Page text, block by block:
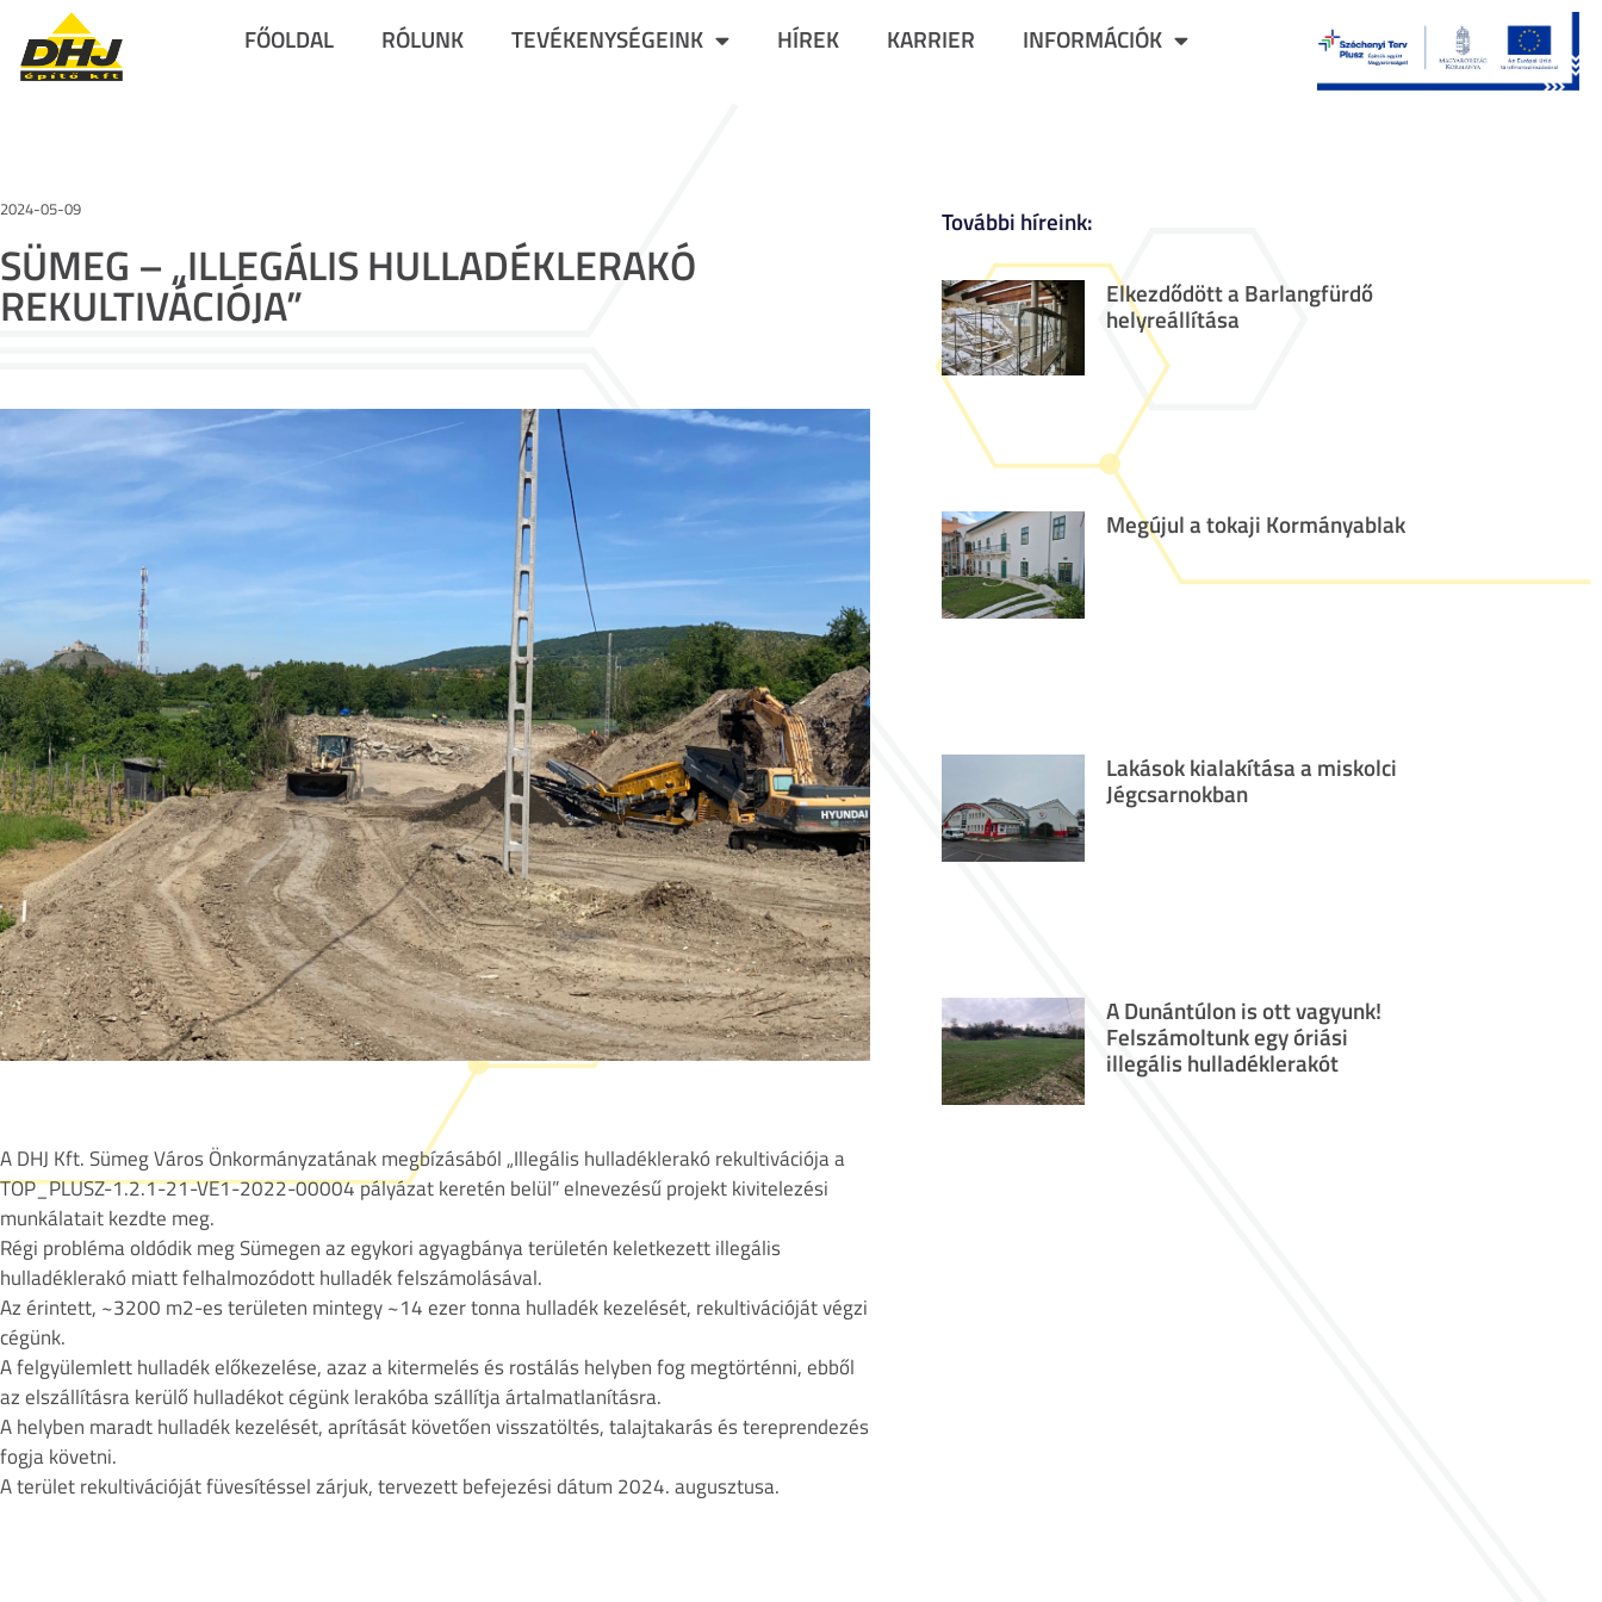
FŐOLDAL RÓLUNK TEVÉKENYSÉGEINK HÍREK KARRIER INFORMÁCIÓK
2024-05-09
SÜMEG – „ILLEGÁLIS HULLADÉKLERAKÓ
REKULTIVÁCIÓJA”
A DHJ Kft. Sümeg Város Önkormányzatának megbízásából „Illegális hulladéklerakó rekultivációja a
TOP_PLUSZ-1.2.1-21-VE1-2022-00004 pályázat keretén belül” elnevezésű projekt kivitelezési
munkálatait kezdte meg.
Régi probléma oldódik meg Sümegen az egykori agyagbánya területén keletkezett illegális
hulladéklerakó miatt felhalmozódott hulladék felszámolásával.
Az érintett, ~3200 m2-es területen mintegy ~14 ezer tonna hulladék kezelését, rekultivációját végzi
cégünk.
A felgyülemlett hulladék előkezelése, azaz a kitermelés és rostálás helyben fog megtörténni, ebből
az elszállításra kerülő hulladékot cégünk lerakóba szállítja ártalmatlanításra.
A helyben maradt hulladék kezelését, aprítását követően visszatöltés, talajtakarás és tereprendezés
fogja követni.
A terület rekultivációját füvesítéssel zárjuk, tervezett befejezési dátum 2024. augusztusa.
További híreink:
Elkezdődött a Barlangfürdő
helyreállítása
Megújul a tokaji Kormányablak
Lakások kialakítása a miskolci
Jégcsarnokban
A Dunántúlon is ott vagyunk!
Felszámoltunk egy óriási
illegális hulladéklerakót